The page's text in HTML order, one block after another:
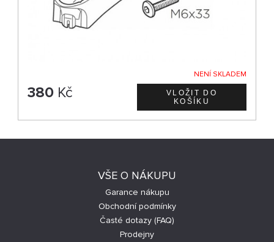
NENÍ SKLADEM
380 Kč
VŠE O NÁKUPU
Garance nákupu
Obchodní podmínky
Časté dotazy (FAQ)
Prodejny